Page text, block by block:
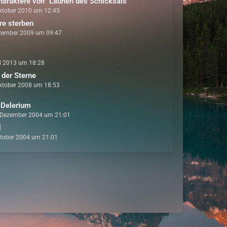
2010 um 12:45
sterben
2009 um 09:47
2013 um 18:28
Sterne
2008 um 18:53
2004 um 21:01
2004 um 21:01